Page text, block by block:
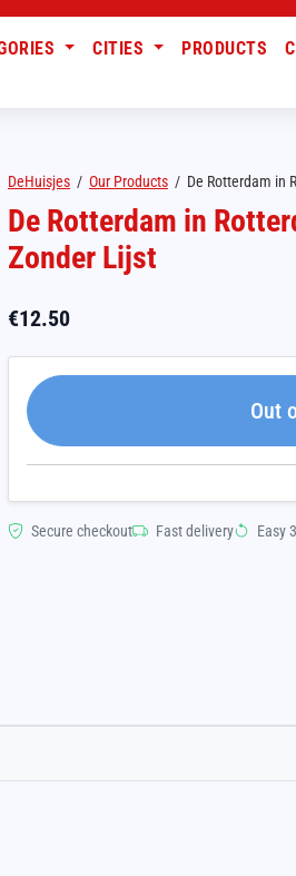
CITIES PRODUCTS
DeHuisjes / Our Products / De Rotterdam in
De Rotterdam in
Zonder Lijst
€12.50
Out
Secure checkout Fast delivery Easy